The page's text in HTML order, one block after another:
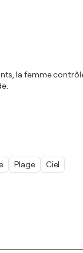
la femme
Plage Ciel